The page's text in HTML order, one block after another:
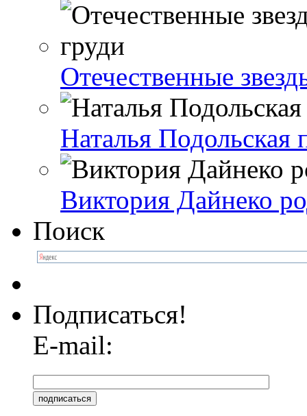
Отечественные
Наталья Подольская
Виктория Дайнеко
Поиск
Подписаться!
E-mail: